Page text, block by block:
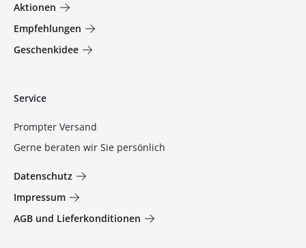
Aktionen
Empfehlungen
Geschenkidee
Service
Prompter Versand
Gerne beraten wir Sie persönlich
Datenschutz
Impressum
AGB und Lieferkonditionen